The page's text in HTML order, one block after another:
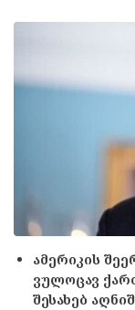
ამერიკის
ვულოცავ
შესახებ